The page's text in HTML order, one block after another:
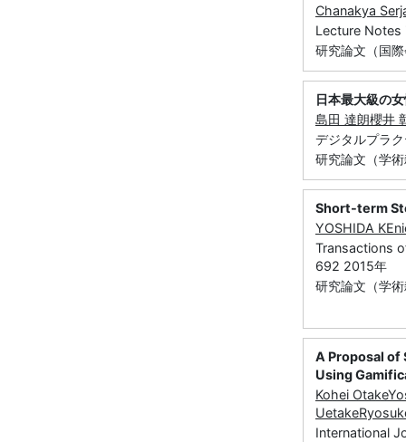
Chanakya
Lecture
研究論文（国
日本最大級の
島田 達朗櫻井
デジタルプラ
研究論文（学
Short-term
YOSHIDA
Transactions
692 2015年
研究論文（学
A Proposal of
Using
Kohei Otake
Uetake
International